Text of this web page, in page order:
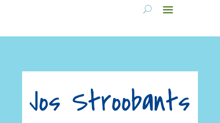
Jos Stroobants